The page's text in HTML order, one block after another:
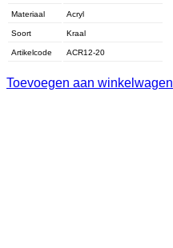
Materiaal Acryl
Soort Kraal
Artikelcode ACR12-20
Toevoegen aan winkelwagen